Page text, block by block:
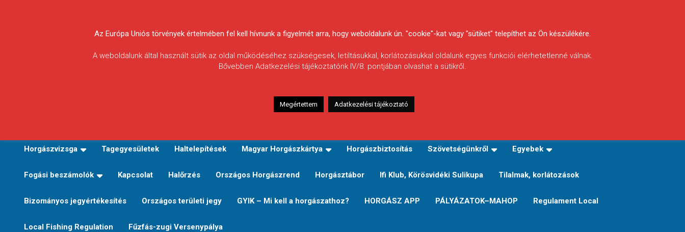
Körösvidéki Horgász
Egyesületek
Horgászvizsga Tagegyesületek Haltelepítések Magyar Horgászkártya Horgászbiztosítás Szövetségünkről Egyebek
Fogási beszámolók Kapcsolat Halőrzés Országos Horgászrend Horgásztábor Ifi Klub, Körösvidéki Sulikupa Tilalmak, korlátozások
Bizományos jegyértékesítés Országos területi jegy GYIK – Mi kell a horgászathoz? HORGÁSZ APP PÁLYÁZATOK–MAHOP Regulament Local
Local Fishing Regulation Fűzfás-zugi Versenypálya
Az Európa Uniós törvények értelmében fel kell hívnunk a figyelmét arra, hogy weboldalunk ún. "cookie"-kat vagy "sütiket" telepíthet az Ön készülékére.
A weboldalunk által használt sütik az oldal működéséhez szükségesek, letiltásukkal, korlátozásukkal oldalunk egyes funkciói elérhetetlenné válnak.
Bővebben Adatkezelési tájékoztatónk IV/8. pontjában olvashat a sütikről.
Megértettem Adatkezelési tájékoztató